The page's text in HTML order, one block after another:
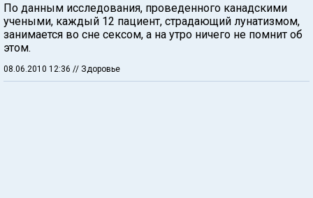
По данным исследования, проведенного канадскими
учеными, каждый 12 пациент, страдающий лунатизмом,
занимается во сне сексом, а на утро ничего не помнит об
этом.
08.06.2010 12:36 // Здоровье